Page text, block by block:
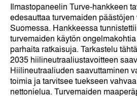
Ilmastopaneelin Turve-hankkeen
edesauttaa turvemaiden
Suomessa. Hankkeessa
turvemaiden käytön
parhaita ratkaisuja. Tarkastelu
2035 hiilineutraaliustavoitteen
Hiilineutraaliuden saavuttaminen
toimia ja tarvitsee tuekseen
nettonielua. Turvemaiden